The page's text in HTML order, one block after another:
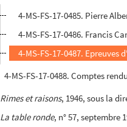
4-MS-FS-17-0485. Pierre
4-MS-FS-17-0486. Francis
4-MS-FS-17-0487. Epreuves
4-MS-FS-17-0488. Comptes
Rimes et raisons, 1946, sous la
La table ronde, n° 57, septembre